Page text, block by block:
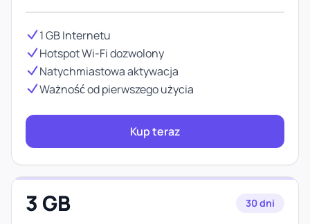
1 GB Internetu
Hotspot Wi-Fi dozwolony
Natychmiastowa aktywacja
Ważność od pierwszego użycia
Kup teraz
3 GB 30 dni